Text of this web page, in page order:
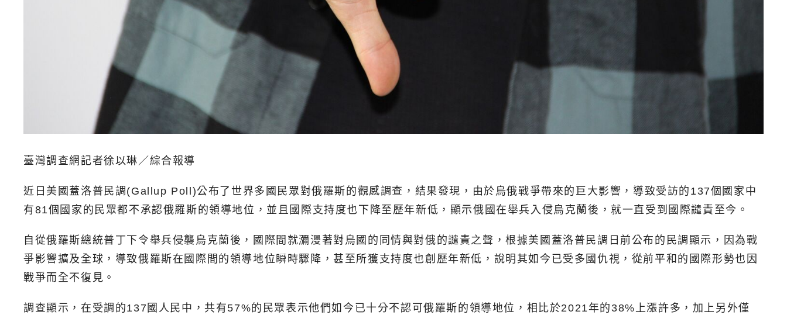
臺灣調查網記者徐以琳／綜合報導
近日美國蓋洛普民調(Gallup Poll)公布了世界多國民眾對俄羅斯的觀感調查，結果發現，由於烏俄戰爭帶來的巨大影響，導致受訪的137個國家中
有81個國家的民眾都不承認俄羅斯的領導地位，並且國際支持度也下降至歷年新低，顯示俄國在舉兵入侵烏克蘭後，就一直受到國際譴責至今。
自從俄羅斯總統普丁下令舉兵侵襲烏克蘭後，國際間就瀰漫著對烏國的同情與對俄的譴責之聲，根據美國蓋洛普民調日前公布的民調顯示，因為戰
爭影響擴及全球，導致俄羅斯在國際間的領導地位瞬時驟降，甚至所獲支持度也創歷年新低，說明其如今已受多國仇視，從前平和的國際形勢也因
戰爭而全不復見。
調查顯示，在受調的137國人民中，共有57%的民眾表示他們如今已十分不認可俄羅斯的領導地位，相比於2021年的38%上漲許多，加上另外僅